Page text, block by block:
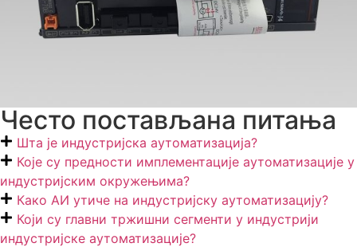
Често постављана питања
Шта је индустријска аутоматизација?
Које су предности имплементације аутоматизације у
индустријским окружењима?
Како АИ утиче на индустријску аутоматизацију?
Који су главни тржишни сегменти у индустрији
индустријске аутоматизације?